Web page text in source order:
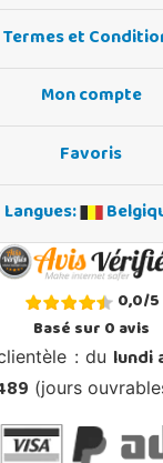
Termes et
Mon compte
Favoris
Langues:
0,0/5
Basé sur0avis
: du lundi
(jours